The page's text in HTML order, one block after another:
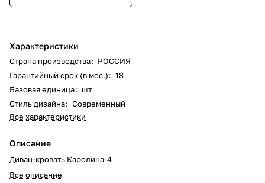
Характеристики
Страна производства: РОССИЯ
Гарантийный срок (в мес.): 18
Базовая единица: шт
Стиль дизайна: Современный
Все характеристики
Описание
Диван-кровать Каролина-4
Все описание